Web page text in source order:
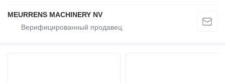
MEURRENS MACHINERY NV